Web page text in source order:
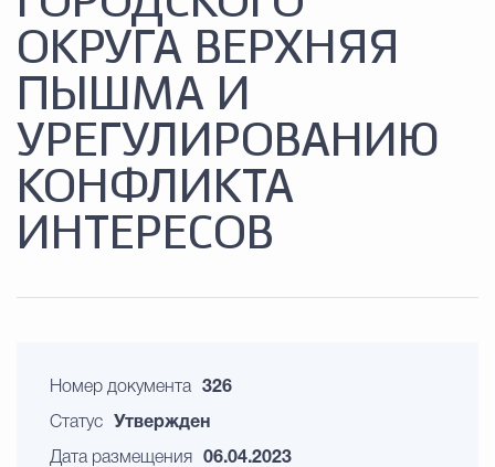
ОКРУГА ВЕРХНЯЯ
ПЫШМА И
УРЕГУЛИРОВАНИЮ
КОНФЛИКТА
ИНТЕРЕСОВ
Номер документа 326
Статус Утвержден
Дата размещения 06.04.2023